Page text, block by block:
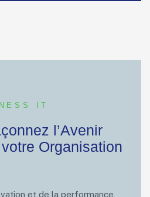
IT
l’Avenir
Organisation
et de la performance,